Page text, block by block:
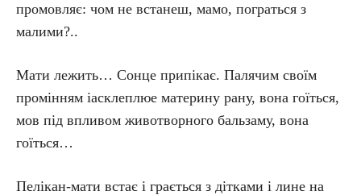
промовляє: чом не встанеш, мамо, пограться з
малими?..
Мати лежить… Сонце припікає. Палячим своїм
промінням іасклеплюе материну рану, вона гоїться,
мов під впливом животворного бальзаму, вона
гоїться…
Пелікан-мати встає і грається з дітками і лине на